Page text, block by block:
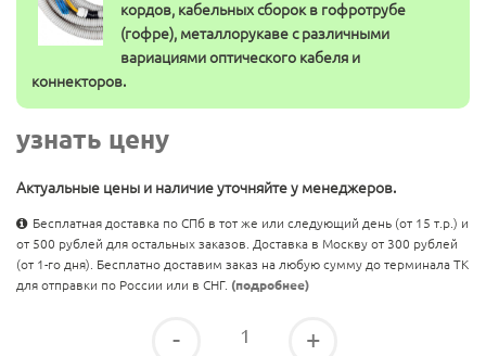
кордов, кабельных сборок в гофротрубе
(гофре), металлорукаве с различными
вариациями оптического кабеля и
коннекторов.
узнать цену
Актуальные цены и наличие уточняйте у менеджеров.
Бесплатная доставка по СПб в тот же или следующий день (от 15 т.р.) и
от 500 рублей для остальных заказов. Доставка в Москву от 300 рублей
(от 1-го дня). Бесплатно доставим заказ на любую сумму до терминала ТК
для отправки по России или в СНГ. (подробнее)
- +